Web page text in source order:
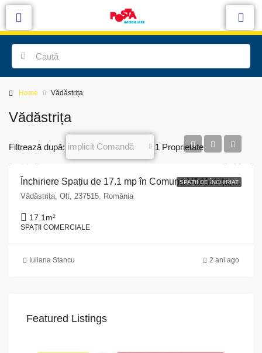
Home Vădăstrița
Vădăstrița
1 Proprietate
Filtrează după: implicit Comandă
SPAȚII DE ÎNCHIRIAT
Închiriere Spațiu de 17.1 mp în Comuna Vădăstrița, Olt: Ideal pentru Afaceri Mici
Vădăstrița, Olt, 237515, România
17.1 m²
SPAȚII COMERCIALE
Iuliana Stancu 2 ani ago
Featured Listings